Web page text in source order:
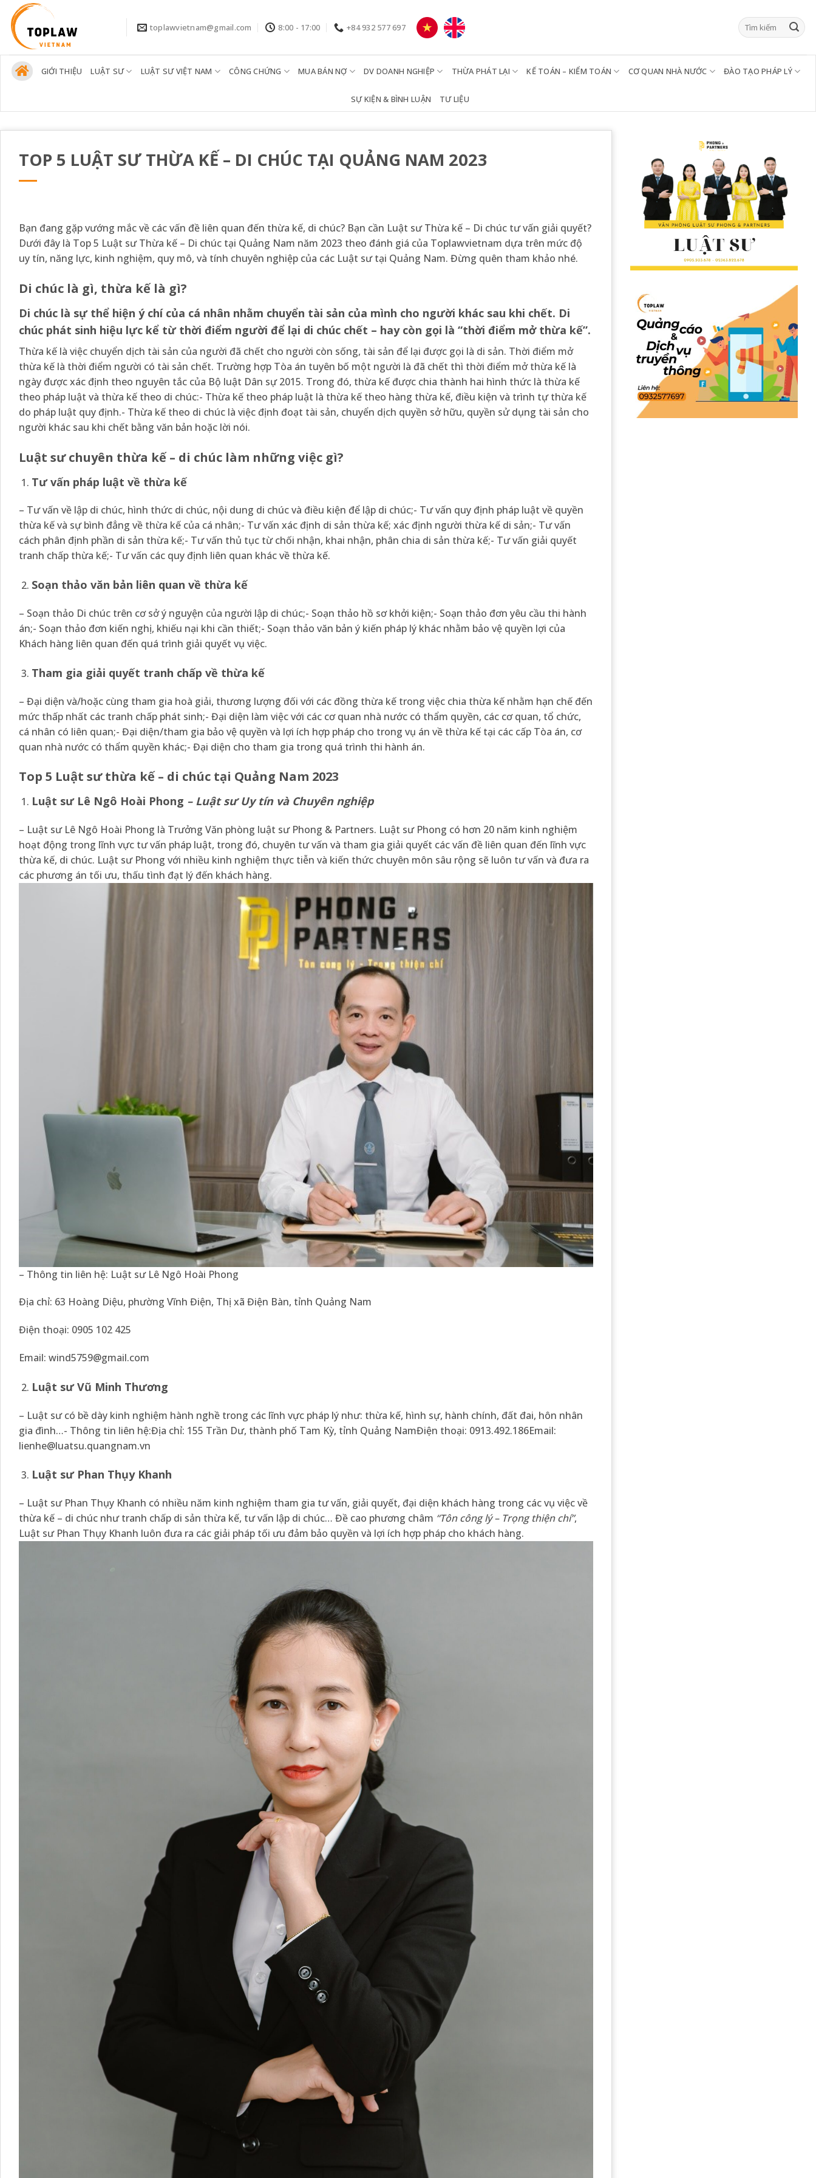
qua
nội
dung
toplawvietnam@gmail.com 8:00 - 17:00 +84 932 577 697
GIỚI THIỆU LUẬT SƯ LUẬT SƯ VIỆT NAM CÔNG CHỨNG MUA BÁN NỢ DV DOANH NGHIỆP THỪA PHÁT LẠI KẾ TOÁN – KIỂM TOÁN CƠ QUAN NHÀ NƯỚC ĐÀO TẠO PHÁP LÝ
SỰ KIỆN & BÌNH LUẬN TƯ LIỆU
TOP 5 LUẬT SƯ THỪA KẾ – DI CHÚC TẠI QUẢNG NAM 2023
Bạn đang gặp vướng mắc về các vấn đề liên quan đến thừa kế, di chúc? Bạn cần Luật sư Thừa kế – Di chúc tư vấn giải quyết?
Dưới đây là Top 5 Luật sư Thừa kế – Di chúc tại Quảng Nam năm 2023 theo đánh giá của Toplawvietnam dựa trên mức độ
uy tín, năng lực, kinh nghiệm, quy mô, và tính chuyên nghiệp của các Luật sư tại Quảng Nam. Đừng quên tham khảo nhé.
Di chúc là gì, thừa kế là gì?
Di chúc là sự thể hiện ý chí của cá nhân nhằm chuyển tài sản của mình cho người khác sau khi chết. Di
chúc phát sinh hiệu lực kể từ thời điểm người để lại di chúc chết – hay còn gọi là “thời điểm mở thừa kế”.
Thừa kế là việc chuyển dịch tài sản của người đã chết cho người còn sống, tài sản để lại được gọi là di sản. Thời điểm mở
thừa kế là thời điểm người có tài sản chết. Trường hợp Tòa án tuyên bố một người là đã chết thì thời điểm mở thừa kế là
ngày được xác định theo nguyên tắc của Bộ luật Dân sự 2015. Trong đó, thừa kế được chia thành hai hình thức là thừa kế
theo pháp luật và thừa kế theo di chúc:- Thừa kế theo pháp luật là thừa kế theo hàng thừa kế, điều kiện và trình tự thừa kế
do pháp luật quy định.- Thừa kế theo di chúc là việc định đoạt tài sản, chuyển dịch quyền sở hữu, quyền sử dụng tài sản cho
người khác sau khi chết bằng văn bản hoặc lời nói.
Luật sư chuyên thừa kế – di chúc làm những việc gì?
Tư vấn pháp luật về thừa kế
– Tư vấn về lập di chúc, hình thức di chúc, nội dung di chúc và điều kiện để lập di chúc;- Tư vấn quy định pháp luật về quyền
thừa kế và sự bình đẳng về thừa kế của cá nhân;- Tư vấn xác định di sản thừa kế; xác định người thừa kế di sản;- Tư vấn
cách phân định phần di sản thừa kế;- Tư vấn thủ tục từ chối nhận, khai nhận, phân chia di sản thừa kế;- Tư vấn giải quyết
tranh chấp thừa kế;- Tư vấn các quy định liên quan khác về thừa kế.
Soạn thảo văn bản liên quan về thừa kế
– Soạn thảo Di chúc trên cơ sở ý nguyện của người lập di chúc;- Soạn thảo hồ sơ khởi kiện;- Soạn thảo đơn yêu cầu thi hành
án;- Soạn thảo đơn kiến nghị, khiếu nại khi cần thiết;- Soạn thảo văn bản ý kiến pháp lý khác nhằm bảo vệ quyền lợi của
Khách hàng liên quan đến quá trình giải quyết vụ việc.
Tham gia giải quyết tranh chấp về thừa kế
– Đại diện và/hoặc cùng tham gia hoà giải, thương lượng đối với các đồng thừa kế trong việc chia thừa kế nhằm hạn chế đến
mức thấp nhất các tranh chấp phát sinh;- Đại diện làm việc với các cơ quan nhà nước có thẩm quyền, các cơ quan, tổ chức,
cá nhân có liên quan;- Đại diện/tham gia bảo vệ quyền và lợi ích hợp pháp cho trong vụ án về thừa kế tại các cấp Tòa án, cơ
quan nhà nước có thẩm quyền khác;- Đại diện cho tham gia trong quá trình thi hành án.
Top 5 Luật sư thừa kế – di chúc tại Quảng Nam 2023
Luật sư Lê Ngô Hoài Phong – Luật sư Uy tín và Chuyên nghiệp
– Luật sư Lê Ngô Hoài Phong là Trưởng Văn phòng luật sư Phong & Partners. Luật sư Phong có hơn 20 năm kinh nghiệm
hoạt động trong lĩnh vực tư vấn pháp luật, trong đó, chuyên tư vấn và tham gia giải quyết các vấn đề liên quan đến lĩnh vực
thừa kế, di chúc. Luật sư Phong với nhiều kinh nghiệm thực tiễn và kiến thức chuyên môn sâu rộng sẽ luôn tư vấn và đưa ra
các phương án tối ưu, thấu tình đạt lý đến khách hàng.
– Thông tin liên hệ: Luật sư Lê Ngô Hoài Phong
Địa chỉ: 63 Hoàng Diệu, phường Vĩnh Điện, Thị xã Điện Bàn, tỉnh Quảng Nam
Điện thoại: 0905 102 425
Email: wind5759@gmail.com
Luật sư Vũ Minh Thương
– Luật sư có bề dày kinh nghiệm hành nghề trong các lĩnh vực pháp lý như: thừa kế, hình sự, hành chính, đất đai, hôn nhân
gia đình…- Thông tin liên hệ:Địa chỉ: 155 Trần Dư, thành phố Tam Kỳ, tỉnh Quảng NamĐiện thoại: 0913.492.186Email:
lienhe@luatsu.quangnam.vn
Luật sư Phan Thụy Khanh
– Luật sư Phan Thụy Khanh có nhiều năm kinh nghiệm tham gia tư vấn, giải quyết, đại diện khách hàng trong các vụ việc về
thừa kế – di chúc như tranh chấp di sản thừa kế, tư vấn lập di chúc… Đề cao phương châm “Tôn công lý – Trọng thiện chí”,
Luật sư Phan Thụy Khanh luôn đưa ra các giải pháp tối ưu đảm bảo quyền và lợi ích hợp pháp cho khách hàng.